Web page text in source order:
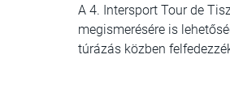
A 4. Intersport Tour de
megismerésére is
túrázás közben